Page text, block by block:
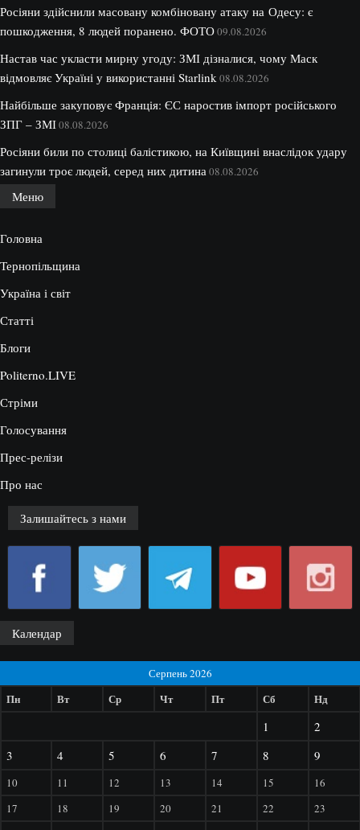
Росіяни здійснили масовану комбіновану атаку на Одесу: є
пошкодження, 8 людей поранено. ФОТО09.08.2026
Настав час укласти мирну угоду: ЗМІ дізналися, чому Маск
відмовляє Україні у використанні Starlink08.08.2026
Найбільше закуповує Франція: ЄС наростив імпорт російського
ЗПГ – ЗМІ08.08.2026
Росіяни били по столиці балістикою, на Київщині внаслідок удару
загинули троє людей, серед них дитина08.08.2026
Меню
Головна
Тернопільщина
Україна і світ
Статті
Блоги
Politerno.LIVE
Стріми
Голосування
Прес-релізи
Про нас
Залишайтесь з нами
Календар
Серпень 2026
Пн Вт Ср Чт Пт Сб Нд
1
2
3
4 5 6 7 8 9
10 11 12 13 14 15
16
17
18 19 20 21 22
23